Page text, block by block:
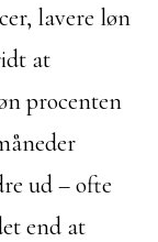
lavere løn
at
procenten
ud – ofte
end at